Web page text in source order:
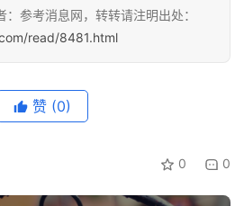
参考消息网，转转请注明出处：
read/8481.html
赞 (0)
0 0